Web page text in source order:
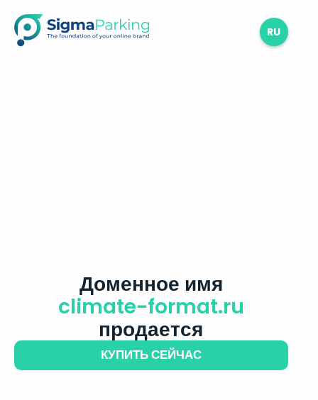
RU
Доменное имя
climate-format.ru
продается
КУПИТЬ СЕЙЧАС